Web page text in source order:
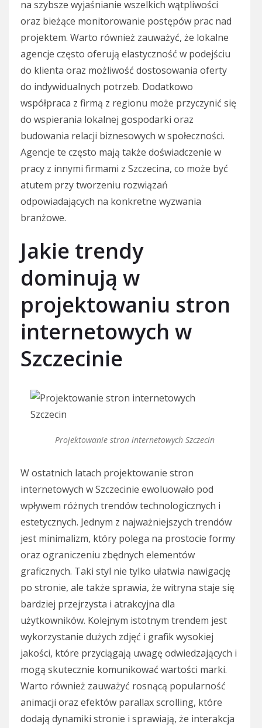
na szybsze wyjaśnianie wszelkich wątpliwości
oraz bieżące monitorowanie postępów prac nad
projektem. Warto również zauważyć, że lokalne
agencje często oferują elastyczność w podejściu
do klienta oraz możliwość dostosowania oferty
do indywidualnych potrzeb. Dodatkowo
współpraca z firmą z regionu może przyczynić się
do wspierania lokalnej gospodarki oraz
budowania relacji biznesowych w społeczności.
Agencje te często mają także doświadczenie w
pracy z innymi firmami z Szczecina, co może być
atutem przy tworzeniu rozwiązań
odpowiadających na konkretne wyzwania
branżowe.
Jakie trendy
dominują w
projektowaniu stron
internetowych w
Szczecinie
Projektowanie stron internetowych Szczecin
W ostatnich latach projektowanie stron
internetowych w Szczecinie ewoluowało pod
wpływem różnych trendów technologicznych i
estetycznych. Jednym z najważniejszych trendów
jest minimalizm, który polega na prostocie formy
oraz ograniczeniu zbędnych elementów
graficznych. Taki styl nie tylko ułatwia nawigację
po stronie, ale także sprawia, że witryna staje się
bardziej przejrzysta i atrakcyjna dla
użytkowników. Kolejnym istotnym trendem jest
wykorzystanie dużych zdjęć i grafik wysokiej
jakości, które przyciągają uwagę odwiedzających i
mogą skutecznie komunikować wartości marki.
Warto również zauważyć rosnącą popularność
animacji oraz efektów parallax scrolling, które
dodają dynamiki stronie i sprawiają, że interakcja